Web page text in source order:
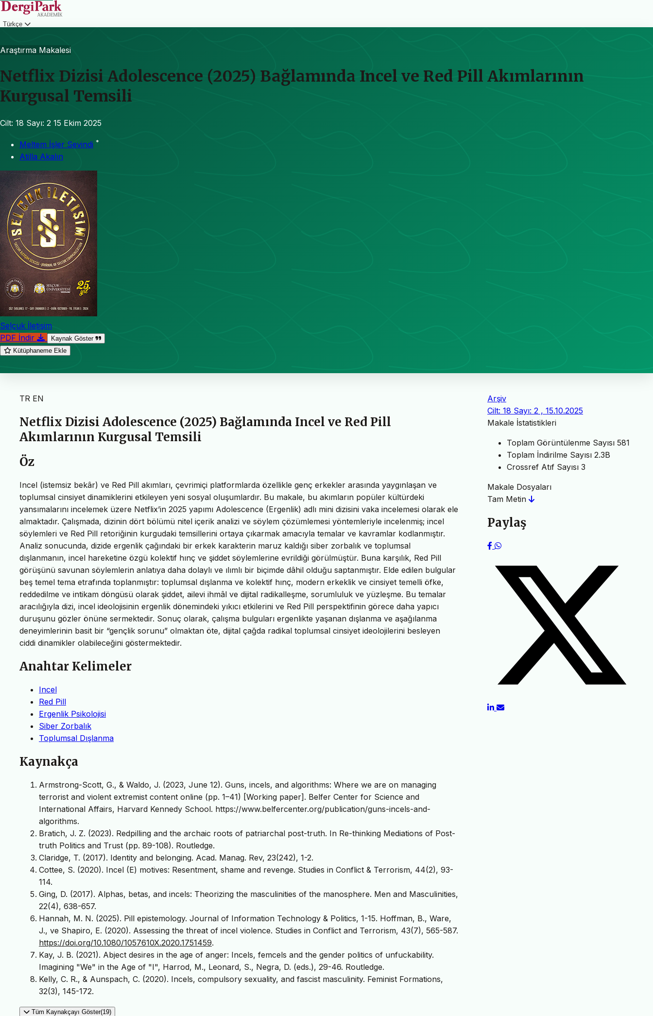
Türkçe
Araştırma Makalesi
Netflix Dizisi Adolescence (2025) Bağlamında Incel ve Red Pill Akımlarının
Kurgusal Temsili
Cilt: 18 Sayı: 2 15 Ekim 2025
Meltem İşler Sevindi *
Atilla Akalın
Selçuk İletişim
PDF İndir
Kaynak Göster
Kütüphaneme Ekle
TR EN
Netflix Dizisi Adolescence (2025) Bağlamında Incel ve Red Pill
Akımlarının Kurgusal Temsili
Öz
Incel (istemsiz bekâr) ve Red Pill akımları, çevrimiçi platformlarda özellikle genç erkekler arasında yaygınlaşan ve
toplumsal cinsiyet dinamiklerini etkileyen yeni sosyal oluşumlardır. Bu makale, bu akımların popüler kültürdeki
yansımalarını incelemek üzere Netflix’in 2025 yapımı Adolescence (Ergenlik) adlı mini dizisini vaka incelemesi olarak ele
almaktadır. Çalışmada, dizinin dört bölümü nitel içerik analizi ve söylem çözümlemesi yöntemleriyle incelenmiş; incel
söylemleri ve Red Pill retoriğinin kurgudaki temsillerini ortaya çıkarmak amacıyla temalar ve kavramlar kodlanmıştır.
Analiz sonucunda, dizide ergenlik çağındaki bir erkek karakterin maruz kaldığı siber zorbalık ve toplumsal
dışlanmanın, incel hareketine özgü kolektif hınç ve şiddet söylemlerine evrildiği görülmüştür. Buna karşılık, Red Pill
görüşünü savunan söylemlerin anlatıya daha dolaylı ve ılımlı bir biçimde dâhil olduğu saptanmıştır. Elde edilen bulgular
beş temel tema etrafında toplanmıştır: toplumsal dışlanma ve kolektif hınç, modern erkeklik ve cinsiyet temelli öfke,
reddedilme ve intikam döngüsü olarak şiddet, ailevi ihmâl ve dijital radikalleşme, sorumluluk ve yüzleşme. Bu temalar
aracılığıyla dizi, incel ideolojisinin ergenlik dönemindeki yıkıcı etkilerini ve Red Pill perspektifinin görece daha yapıcı
duruşunu gözler önüne sermektedir. Sonuç olarak, çalışma bulguları ergenlikte yaşanan dışlanma ve aşağılanma
deneyimlerinin basit bir “gençlik sorunu” olmaktan öte, dijital çağda radikal toplumsal cinsiyet ideolojilerini besleyen
ciddi dinamikler olabileceğini göstermektedir.
Anahtar Kelimeler
Incel
Red Pill
Ergenlik Psikolojisi
Siber Zorbalık
Toplumsal Dışlanma
Kaynakça
Armstrong-Scott, G., & Waldo, J. (2023, June 12). Guns, incels, and algorithms: Where we are on managing
terrorist and violent extremist content online (pp. 1–41) [Working paper]. Belfer Center for Science and
International Affairs, Harvard Kennedy School. https://www.belfercenter.org/publication/guns-incels-and-
algorithms.
Bratich, J. Z. (2023). Redpilling and the archaic roots of patriarchal post-truth. In Re-thinking Mediations of Post-
truth Politics and Trust (pp. 89-108). Routledge.
Claridge, T. (2017). Identity and belonging. Acad. Manag. Rev, 23(242), 1-2.
Cottee, S. (2020). Incel (E) motives: Resentment, shame and revenge. Studies in Conflict & Terrorism, 44(2), 93-
114.
Ging, D. (2017). Alphas, betas, and incels: Theorizing the masculinities of the manosphere. Men and Masculinities,
22(4), 638-657.
Hannah, M. N. (2025). Pill epistemology. Journal of Information Technology & Politics, 1-15. Hoffman, B., Ware,
J., ve Shapiro, E. (2020). Assessing the threat of incel violence. Studies in Conflict and Terrorism, 43(7), 565-587.
https://doi.org/10.1080/1057610X.2020.1751459.
Kay, J. B. (2021). Abject desires in the age of anger: Incels, femcels and the gender politics of unfuckability.
Imagining "We" in the Age of "I", Harrod, M., Leonard, S., Negra, D. (eds.), 29-46. Routledge.
Kelly, C. R., & Aunspach, C. (2020). Incels, compulsory sexuality, and fascist masculinity. Feminist Formations,
32(3), 145-172.
Tüm Kaynakçayı Göster(19)
Arşiv
Cilt: 18 Sayı: 2 , 15.10.2025
Makale İstatistikleri
Toplam Görüntülenme Sayısı 581
Toplam İndirilme Sayısı 2.3B
Crossref Atıf Sayısı 3
Makale Dosyaları
Tam Metin
Paylaş